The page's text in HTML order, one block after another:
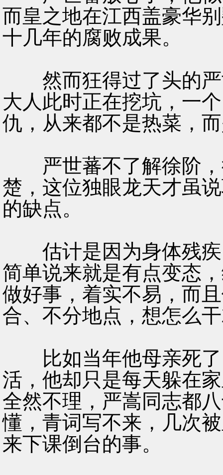
而皇之地在江西盖豪华
十几年的腐败成果。
然而狂得过了头的严
大人此时正在挖坑，一
仇，从来都不是热菜，
严世蕃不了解徐阶，
楚，这位独眼龙天才虽
的缺点。
估计是因为身体残疾
简单说来就是有点变态
做好事，着实不易，而
合、不分地点，想怎么
比如当年他母亲死了
活，他却只是每天躲在
全然不理，严嵩同志都
懂，青词写不来，几次
来下课倒台的事。